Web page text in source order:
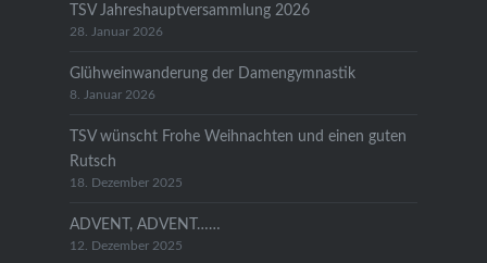
TSV Jahreshauptversammlung 2026
28. Januar 2026
Glühweinwanderung der Damengymnastik
8. Januar 2026
TSV wünscht Frohe Weihnachten und einen guten
Rutsch
18. Dezember 2025
ADVENT, ADVENT……
12. Dezember 2025